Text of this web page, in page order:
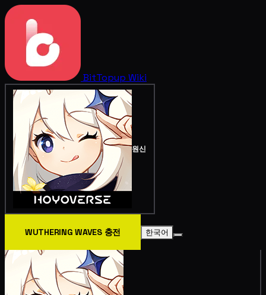
BitTopup Wiki
원신
WUTHERING WAVES 충전 한국어